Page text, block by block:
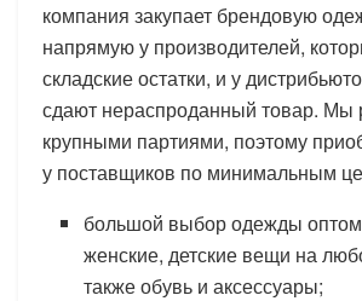
компания закупает брендовую
напрямую у производителей,
складские остатки, и у
сдают нераспроданный товар. Мы
крупными партиями, поэтому
у поставщиков по минимальным
большой выбор одежды
женские, детские вещи на
также обувь и аксессуары;